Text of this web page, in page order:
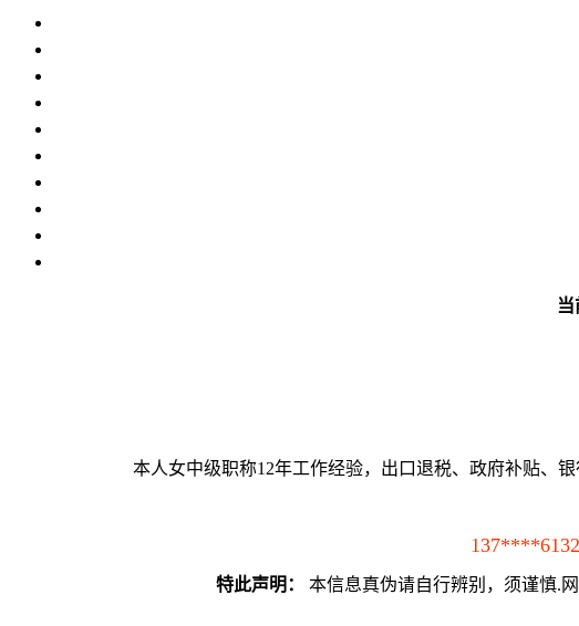
当
本人女中级职称12年工作经验，出口退税、政府补贴、
137****6132
特此声明： 本信息真伪请自行辨别，须谨慎.